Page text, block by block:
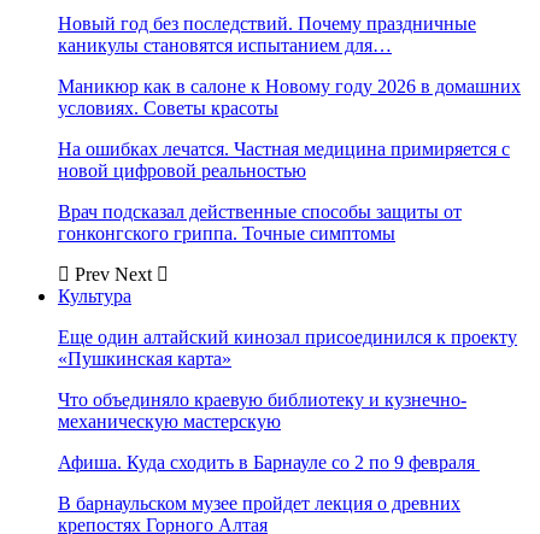
Новый год без последствий. Почему праздничные
каникулы становятся испытанием для…
Маникюр как в салоне к Новому году 2026 в домашних
условиях. Советы красоты
На ошибках лечатся. Частная медицина примиряется с
новой цифровой реальностью
Врач подсказал действенные способы защиты от
гонконгского гриппа. Точные симптомы
Prev Next
Культура
Еще один алтайский кинозал присоединился к проекту
«Пушкинская карта»
Что объединяло краевую библиотеку и кузнечно-
механическую мастерскую
Афиша. Куда сходить в Барнауле со 2 по 9 февраля
В барнаульском музее пройдет лекция о древних
крепостях Горного Алтая